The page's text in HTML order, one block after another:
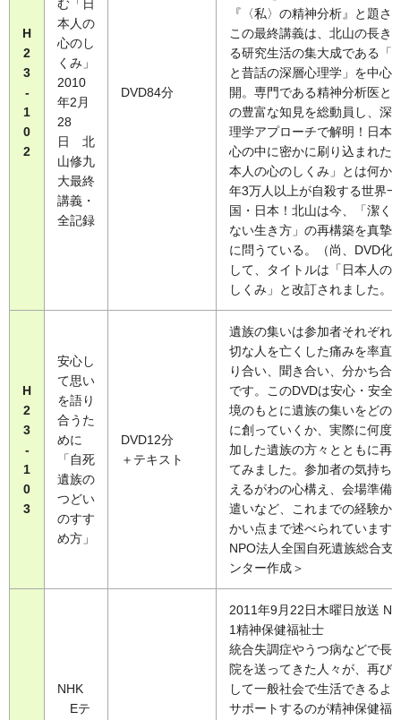
H
2
3
-
1
0
2
む「日
本人の
心のし
くみ」
2010
年2月
28
日 北
山修九
大最終
講義・
全記録
DVD84分
『〈私〉の精神分析』と題さ
この最終講義は、北山の長き
る研究生活の集大成である「
と昔話の深層心理学」を中心
開。専門である精神分析医と
の豊富な知見を総動員し、深
理学アプローチで解明！日本
心の中に密かに刷り込まれた
本人の心のしくみ」とは何か
年3万人以上が自殺する世界
国・日本！北山は今、「潔く
ない生き方」の再構築を真摯
に問うている。（尚、DVD化
して、タイトルは「日本人の
しくみ」と改訂されました。
H
2
3
-
1
0
3
安心し
て思い
を語り
合うた
めに
「自死
遺族の
つどい
のすす
め方」
DVD12分
＋テキスト
遺族の集いは参加者それぞれ
切な人を亡くした痛みを率直
り合い、聞き合い、分かち合
です。このDVDは安心・安全
境のもとに遺族の集いをどの
に創っていくか、実際に何度
加した遺族の方々とともに再
てみました。参加者の気持ち
えるがわの心構え、会場準備
遣いなど、これまでの経験か
かい点まで述べられています
NPO法人全国自死遺族総合支
ンター作成＞
NHK
Eテ
2011年9月22日木曜日放送
1精神保健福祉士
統合失調症やうつ病などで長
院を送ってきた人々が、再び
して一般社会で生活できるよ
サポートするのが精神保健福